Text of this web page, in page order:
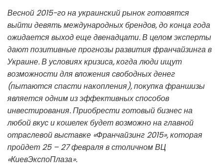
Весной 2015-го на украинский рынок готовятся
выйти девять международных брендов, до конца года
ожидается выход еще двенадцати. В целом эксперты
дают позитивные прогнозы развития франчайзинга в
Украине. В условиях кризиса, когда люди ищут
возможности для вложения свободных денег
(пытаются спасти накопления), покупка франшизы
является одним из эффективных способов
инвестирования. Приобрести готовый бизнес на
любой вкус и кошелек будет возможно на главной
отраслевой выставке «Франчайзинг 2015», которая
пройдет 25 – 27 февраля в столичном ВЦ
«КиевЭкспоПлаза».